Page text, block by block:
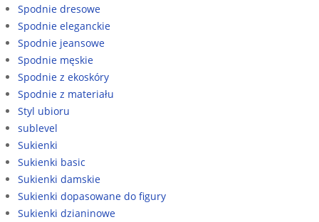
Spodnie dresowe
Spodnie eleganckie
Spodnie jeansowe
Spodnie męskie
Spodnie z ekoskóry
Spodnie z materiału
Styl ubioru
sublevel
Sukienki
Sukienki basic
Sukienki damskie
Sukienki dopasowane do figury
Sukienki dzianinowe